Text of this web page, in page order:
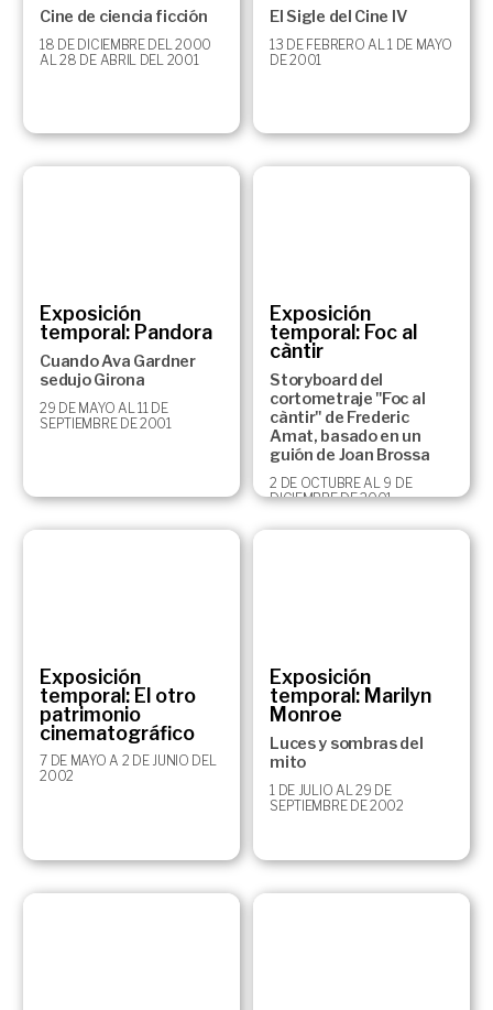
Cine de ciencia ficción
18 DE DICIEMBRE DEL 2000
AL 28 DE ABRIL DEL 2001
El Sigle del Cine IV
13 DE FEBRERO AL 1 DE MAYO
DE 2001
Exposición
temporal: Pandora
Cuando Ava Gardner
sedujo Girona
29 DE MAYO AL 11 DE
SEPTIEMBRE DE 2001
Exposición
temporal: Foc al
càntir
Storyboard del
cortometraje "Foc al
càntir" de Frederic
Amat, basado en un
guión de Joan Brossa
2 DE OCTUBRE AL 9 DE
DICIEMBRE DE 2001
Exposición
temporal: El otro
patrimonio
cinematográfico
7 DE MAYO A 2 DE JUNIO DEL
2002
Exposición
temporal: Marilyn
Monroe
Luces y sombras del
mito
1 DE JULIO AL 29 DE
SEPTIEMBRE DE 2002